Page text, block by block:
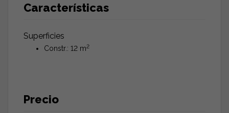
Características
Superficies
Constr.: 12 m2
Precio